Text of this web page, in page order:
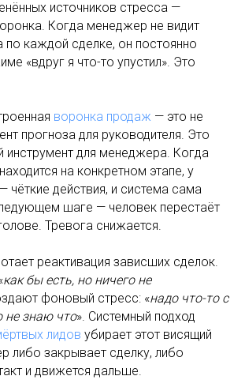
источников стресса —
Когда менеджер не видит
по каждой сделке, он постоянно
«вдруг я что-то упустил». Это
воронка продаж — это не
прогноза для руководителя. Это
инструмент для менеджера. Когда
на конкретном этапе, у
чёткие действия, и система сама
шаге — человек перестаёт
Тревога снижается.
реактивация зависших сделок.
как бы есть, но ничего не
фоновый стресс: «надо что-то с
не знаю что». Системный подход
лидов убирает этот висящий
либо закрывает сделку, либо
и движется дальше.